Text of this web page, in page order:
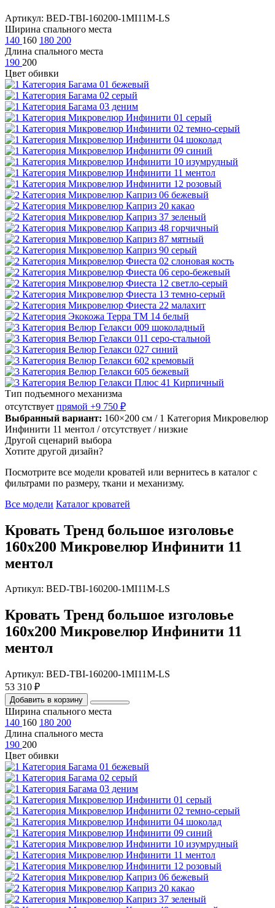
Артикул: BED-TBI-160200-1MI11M-LS
Ширина спального места
140 160 180 200
Длина спального места
190 200
Цвет обивки
Тип подъемного механизма
отсутствует прямой +9 750 ₽
Выбранный вариант: 160×200 см / 1 Категория Микровелюр
Инфинити 11 ментол / отсутствует / низкие
Другой сценарий выбора
Хотите другой дизайн?
Посмотрите все модели кроватей или вернитесь в каталог с
фильтрами по размеру, ткани и механизму.
Все модели Каталог кроватей
Кровать Тренд большое изголовье
160х200 Микровелюр Инфинити 11
ментол
Артикул: BED-TBI-160200-1MI11M-LS
Кровать Тренд большое изголовье
160х200 Микровелюр Инфинити 11
ментол
Артикул: BED-TBI-160200-1MI11M-LS
53 310 ₽
Добавить в корзину
Ширина спального места
140 160 180 200
Длина спального места
190 200
Цвет обивки